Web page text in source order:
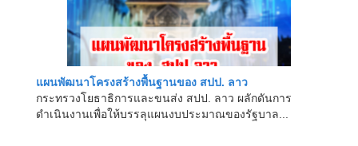
แผนพัฒนาโครงสร้างพื้นฐานของ สปป. ลาว
กระทรวงโยธาธิการและขนส่ง สปป. ลาว ผลักดันการ
ดำเนินงานเพื่อให้บรรลุแผนงบประมาณของรัฐบาล...